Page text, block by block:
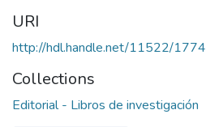
URI
http://hdl.handle.net/11522/1774
Collections
Editorial - Libros de investigación